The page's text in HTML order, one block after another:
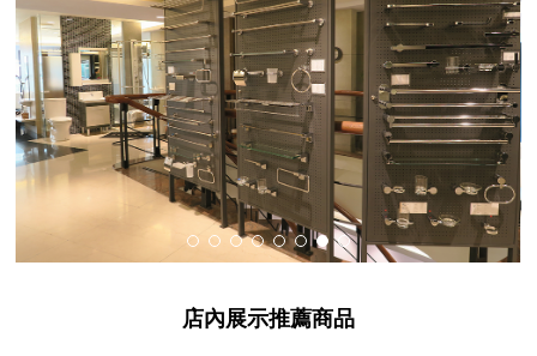
店內展示推薦商品